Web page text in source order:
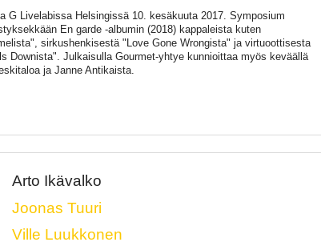
G Livelabissa Helsingissä 10. kesäkuuta 2017. Symposium
En garde -albumin (2018) kappaleista kuten
sirkushenkisestä "Love Gone Wrongista" ja virtuoottisesta
Downista". Julkaisulla Gourmet-yhtye kunnioittaa myös keväällä
ja Janne Antikaista.
Arto Ikävalko
Joonas Tuuri
Ville Luukkonen